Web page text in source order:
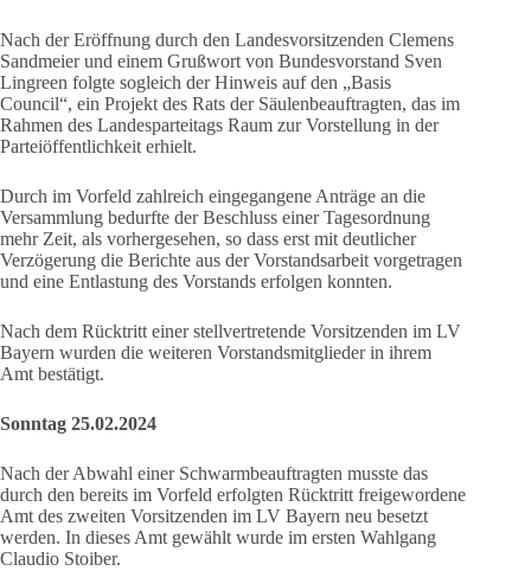
Nach der Eröffnung durch den Landesvorsitzenden Clemens
Sandmeier und einem Grußwort von Bundesvorstand Sven
Lingreen folgte sogleich der Hinweis auf den „Basis
Council“, ein Projekt des Rats der Säulenbeauftragten, das im
Rahmen des Landesparteitags Raum zur Vorstellung in der
Parteiöffentlichkeit erhielt.
Durch im Vorfeld zahlreich eingegangene Anträge an die
Versammlung bedurfte der Beschluss einer Tagesordnung
mehr Zeit, als vorhergesehen, so dass erst mit deutlicher
Verzögerung die Berichte aus der Vorstandsarbeit vorgetragen
und eine Entlastung des Vorstands erfolgen konnten.
Nach dem Rücktritt einer stellvertretende Vorsitzenden im LV
Bayern wurden die weiteren Vorstandsmitglieder in ihrem
Amt bestätigt.
Sonntag 25.02.2024
Nach der Abwahl einer Schwarmbeauftragten musste das
durch den bereits im Vorfeld erfolgten Rücktritt freigewordene
Amt des zweiten Vorsitzenden im LV Bayern neu besetzt
werden. In dieses Amt gewählt wurde im ersten Wahlgang
Claudio Stoiber.